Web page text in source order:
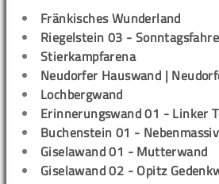
Fränkisches Wunderland
Riegelstein 03 -
Stierkampfarena
Neudorfer Hauswand |
Lochbergwand
Erinnerungswand 01 - Linker
Buchenstein 01 -
Giselawand 01 - Mutterwand
Giselawand 02 - Opitz